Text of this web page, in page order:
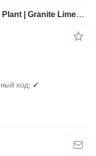
Liming 200 T/H Mobile Crushing Plant | Granite Limestone Pebble
ход
✓